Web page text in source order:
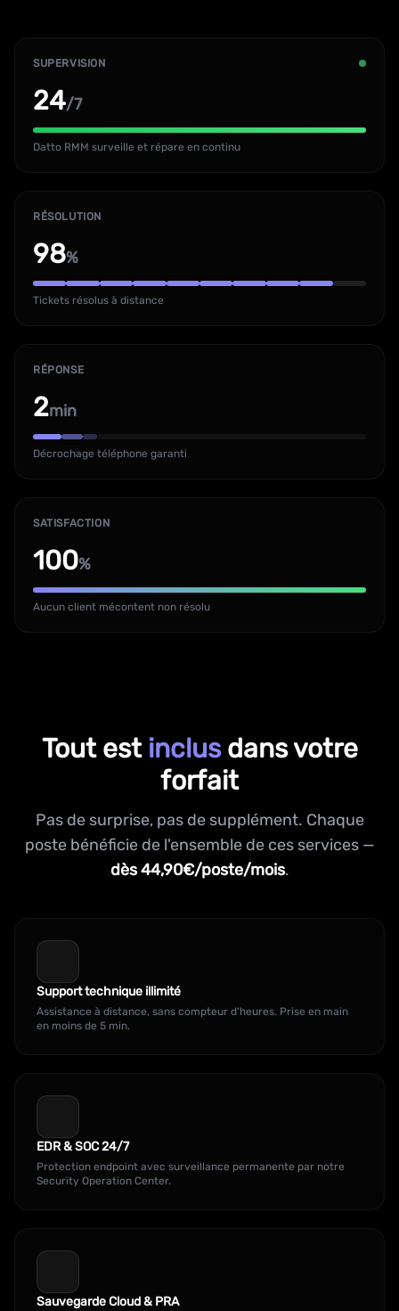
SUPERVISION
24/7
Datto RMM surveille et répare en continu
RÉSOLUTION
98%
Tickets résolus à distance
RÉPONSE
2min
Décrochage téléphone garanti
SATISFACTION
100%
Aucun client mécontent non résolu
Tout est inclusdans votre
forfait
Pas de surprise, pas de supplément. Chaque
poste bénéficie de l'ensemble de ces services —
dès 44,90€/poste/mois.
Support technique illimité
Assistance à distance, sans compteur d'heures. Prise en main
en moins de 5 min.
EDR & SOC 24/7
Protection endpoint avec surveillance permanente par notre
Security Operation Center.
Sauvegarde Cloud & PRA